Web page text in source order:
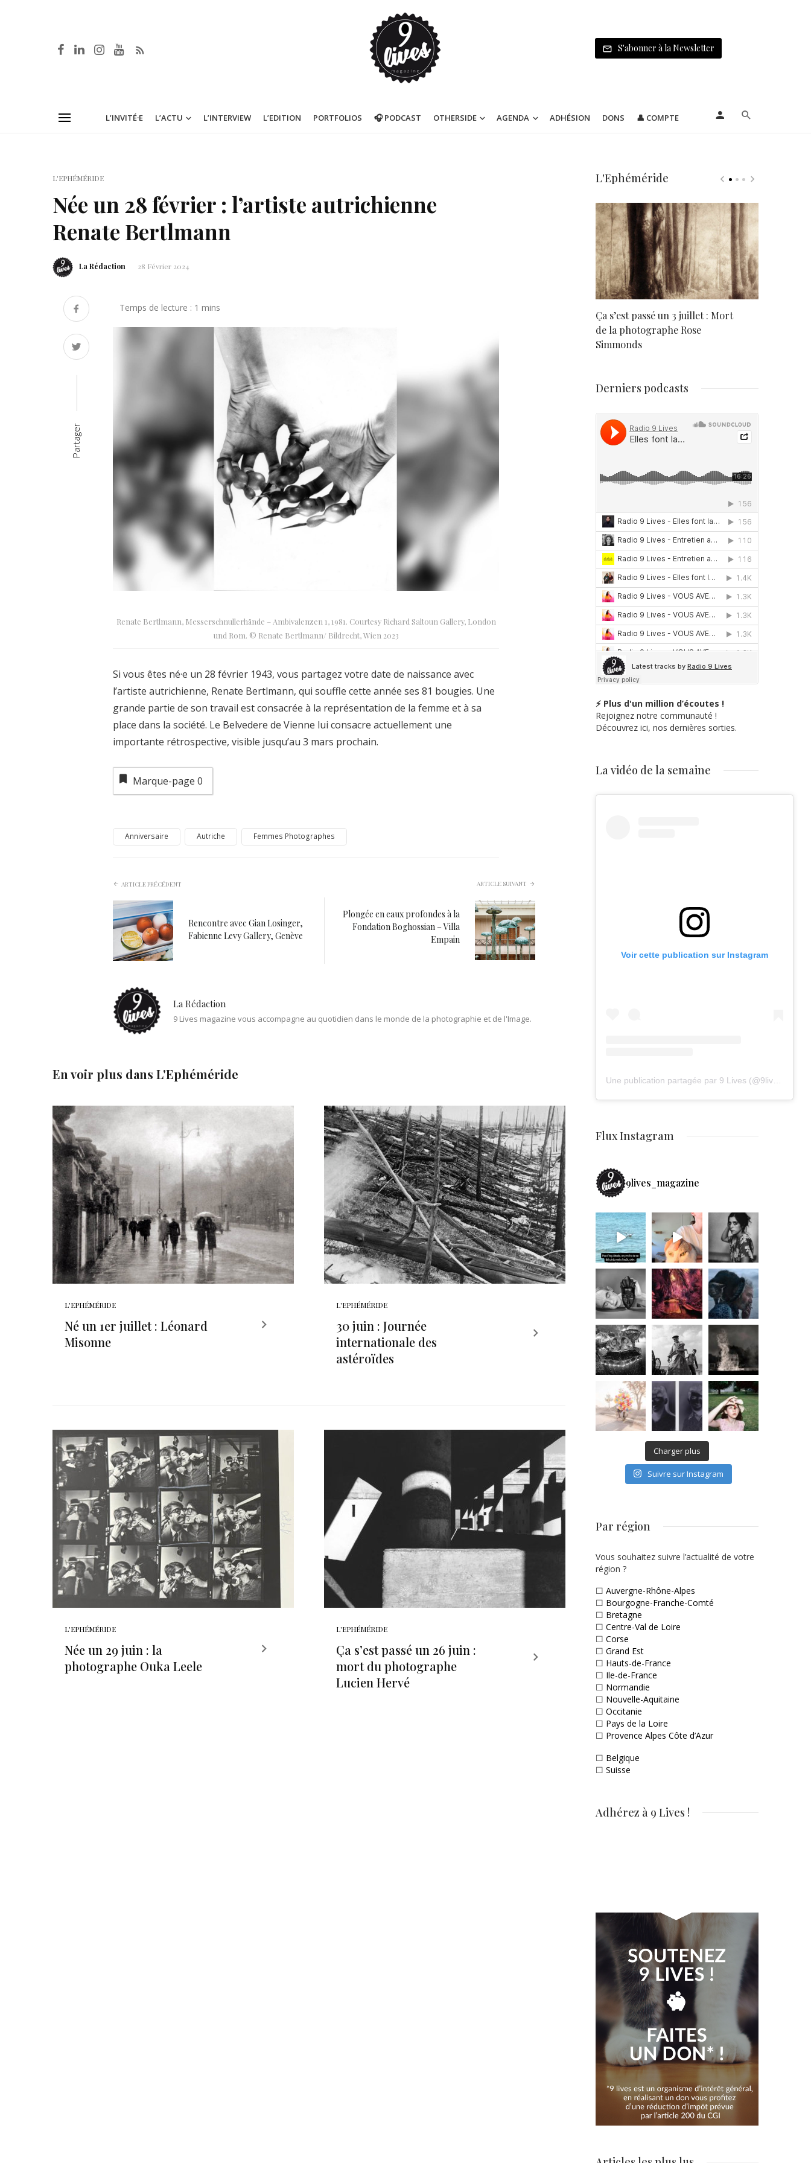
S'abonner à la Newsletter
L’INVITÉ·E L’ACTU L’INTERVIEW L’EDITION PORTFOLIOS 🎧 PODCAST OTHERSIDE AGENDA ADHÉSION DONS 👤 COMPTE
L'EPHÉMÉRIDE
Née un 28 février : l’artiste autrichienne
Renate Bertlmann
La Rédaction 28 Février 2024
Partager
Renate Bertlmann, Messerschnullerhände – Ambivalenzen 1, 1981. Courtesy Richard Saltoun Gallery, London
und Rom. © Renate Bertlmann/ Bildrecht, Wien 2023
Si vous êtes né·e un 28 février 1943, vous partagez votre date de naissance avec
l’artiste autrichienne, Renate Bertlmann, qui souffle cette année ses 81 bougies. Une
grande partie de son travail est consacrée à la représentation de la femme et à sa
place dans la société. Le Belvedere de Vienne lui consacre actuellement une
importante rétrospective, visible jusqu’au 3 mars prochain.
Marque-page 0
Anniversaire Autriche Femmes Photographes
ARTICLE PRÉCÉDENT
Rencontre avec Gian Losinger,
Fabienne Levy Gallery, Genève
ARTICLE SUIVANT
Plongée en eaux profondes à la
Fondation Boghossian – Villa
Empain
La Rédaction
9 Lives magazine vous accompagne au quotidien dans le monde de la photographie et de l'Image.
En voir plus dans L'Ephéméride
L'EPHÉMÉRIDE
Né un 1er juillet : Léonard
Misonne
L'EPHÉMÉRIDE
30 juin : Journée
internationale des
astéroïdes
L'EPHÉMÉRIDE
Née un 29 juin : la
photographe Ouka Leele
L'EPHÉMÉRIDE
Ça s’est passé un 26 juin :
mort du photographe
Lucien Hervé
L'Ephéméride
Ça s’est passé un 3 juillet : Mort
de la photographe Rose
Simmonds
Derniers podcasts
⚡ Plus d'un million d’écoutes !
Rejoignez notre communauté !
Découvrez ici, nos dernières sorties.
La vidéo de la semaine
Voir cette publication sur Instagram
Flux Instagram
9lives_magazine
Charger plus
Suivre sur Instagram
Par région
Vous souhaitez suivre l’actualité de votre
région ?
☐ Auvergne-Rhône-Alpes
☐ Bourgogne-Franche-Comté
☐ Bretagne
☐ Centre-Val de Loire
☐ Corse
☐ Grand Est
☐ Hauts-de-France
☐ Ile-de-France
☐ Normandie
☐ Nouvelle-Aquitaine
☐ Occitanie
☐ Pays de la Loire
☐ Provence Alpes Côte d’Azur
☐ Belgique
☐ Suisse
Adhérez à 9 Lives !